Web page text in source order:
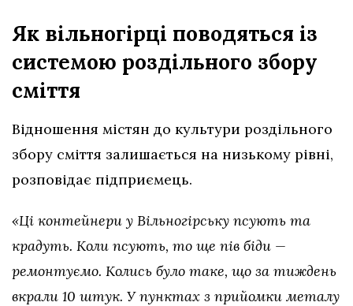
Як вільногірці поводяться із
системою роздільного збору
сміття
Відношення містян до культури роздільного
збору сміття залишається на низькому рівні,
розповідає підприємець.
«Ці контейнери у Вільногірську псують та
крадуть. Коли псують, то ще пів біди —
ремонтуємо. Колись було таке, що за тиждень
вкрали 10 штук. У пунктах з прийомки металу